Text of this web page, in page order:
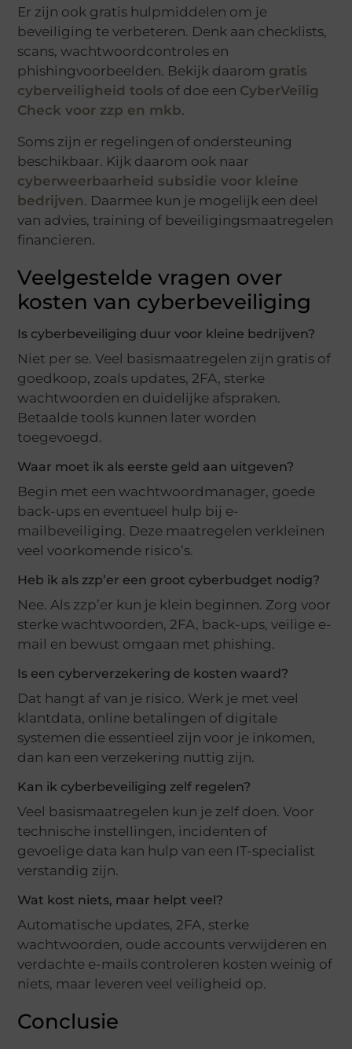
Er zijn ook gratis hulpmiddelen om je
beveiliging te verbeteren. Denk aan checklists,
scans, wachtwoordcontroles en
phishingvoorbeelden. Bekijk daarom gratis
cyberveiligheid tools of doe een CyberVeilig
Check voor zzp en mkb.
Soms zijn er regelingen of ondersteuning
beschikbaar. Kijk daarom ook naar
cyberweerbaarheid subsidie voor kleine
bedrijven. Daarmee kun je mogelijk een deel
van advies, training of beveiligingsmaatregelen
financieren.
Veelgestelde vragen over
kosten van cyberbeveiliging
Is cyberbeveiliging duur voor kleine bedrijven?
Niet per se. Veel basismaatregelen zijn gratis of
goedkoop, zoals updates, 2FA, sterke
wachtwoorden en duidelijke afspraken.
Betaalde tools kunnen later worden
toegevoegd.
Waar moet ik als eerste geld aan uitgeven?
Begin met een wachtwoordmanager, goede
back-ups en eventueel hulp bij e-
mailbeveiliging. Deze maatregelen verkleinen
veel voorkomende risico’s.
Heb ik als zzp’er een groot cyberbudget nodig?
Nee. Als zzp’er kun je klein beginnen. Zorg voor
sterke wachtwoorden, 2FA, back-ups, veilige e-
mail en bewust omgaan met phishing.
Is een cyberverzekering de kosten waard?
Dat hangt af van je risico. Werk je met veel
klantdata, online betalingen of digitale
systemen die essentieel zijn voor je inkomen,
dan kan een verzekering nuttig zijn.
Kan ik cyberbeveiliging zelf regelen?
Veel basismaatregelen kun je zelf doen. Voor
technische instellingen, incidenten of
gevoelige data kan hulp van een IT-specialist
verstandig zijn.
Wat kost niets, maar helpt veel?
Automatische updates, 2FA, sterke
wachtwoorden, oude accounts verwijderen en
verdachte e-mails controleren kosten weinig of
niets, maar leveren veel veiligheid op.
Conclusie